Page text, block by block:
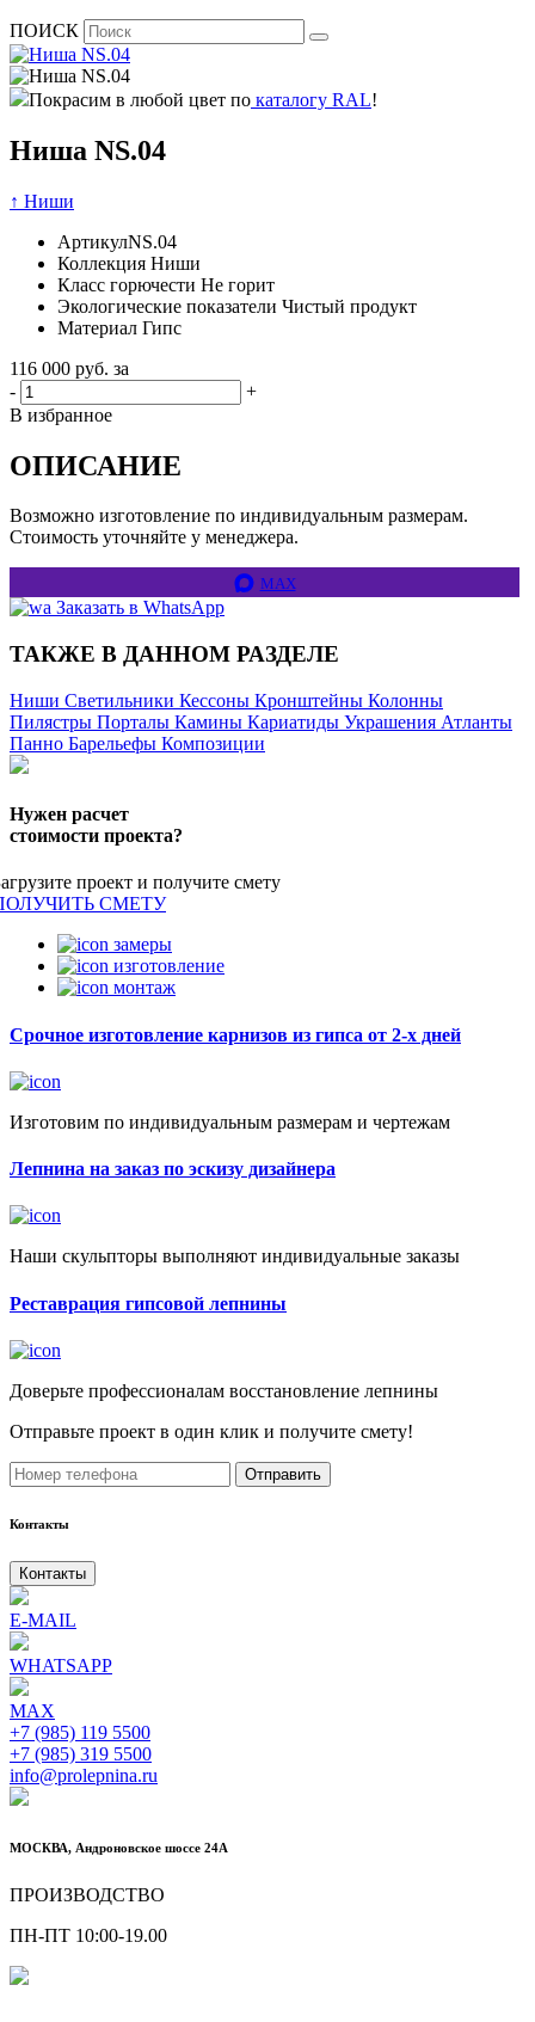
ПОИСК
Покрасим в любой цвет по каталогу RAL!
Ниша NS.04
↑ Ниши
АртикулNS.04
Коллекция Ниши
Класс горючести Не горит
Экологические показатели Чистый продукт
Материал Гипс
116 000 руб. за
-
+
В избранное
ОПИСАНИЕ
Возможно изготовление по индивидуальным размерам.
Стоимость уточняйте у менеджера.
MAX
Заказать в WhatsApp
ТАКЖЕ В ДАННОМ РАЗДЕЛЕ
Ниши Светильники Кессоны Кронштейны Колонны
Пилястры Порталы Камины Кариатиды Украшения Атланты
Панно Барельефы Композиции
Нужен расчет
стоимости проекта?
проект и получите смету
СМЕТУ
замеры
изготовление
монтаж
Срочное изготовление карнизов из гипса от 2-х дней
Изготовим по индивидуальным размерам и чертежам
Лепнина на заказ по эскизу дизайнера
Наши скульпторы выполняют индивидуальные заказы
Реставрация гипсовой лепнины
Доверьте профессионалам восстановление лепнины
Отправьте проект в один клик и получите смету!
Отправить
Контакты
Контакты
E-MAIL
WHATSAPP
MAX
+7 (985) 119 5500
+7 (985) 319 5500
info@prolepnina.ru
МОСКВА, Андроновское шоссе 24А
ПРОИЗВОДСТВО
ПН-ПТ 10:00-19.00